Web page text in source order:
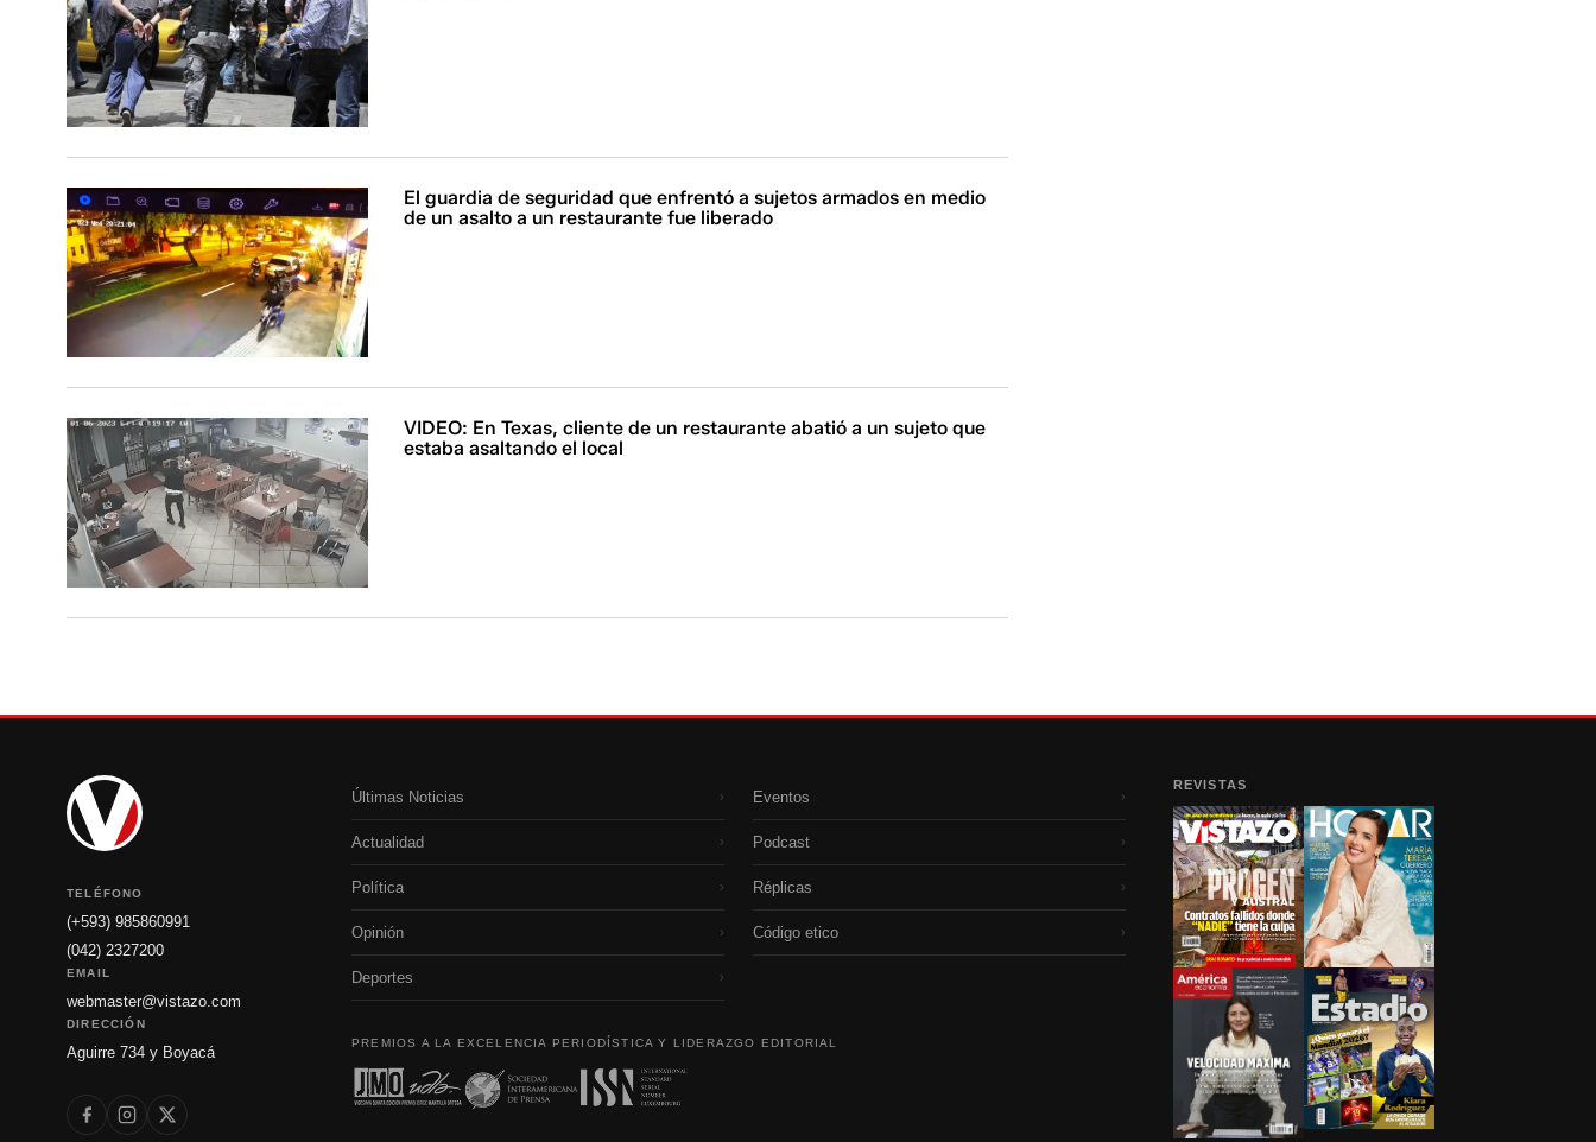
El guardia de seguridad que enfrentó a sujetos armados en medio
de un asalto a un restaurante fue liberado
VIDEO: En Texas, cliente de un restaurante abatió a un sujeto que
estaba asaltando el local
TELÉFONO
(+593) 985860991
(042) 2327200
EMAIL
webmaster@vistazo.com
DIRECCIÓN
Aguirre 734 y Boyacá
Últimas Noticias ›
Actualidad ›
Política ›
Opinión ›
Deportes ›
Eventos ›
Podcast ›
Réplicas ›
Código etico ›
PREMIOS A LA EXCELENCIA PERIODÍSTICA Y LIDERAZGO EDITORIAL
REVISTAS